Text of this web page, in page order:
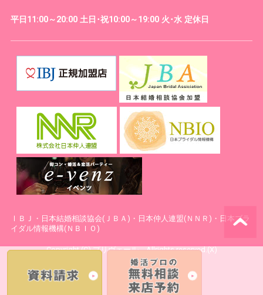
平日11:00～20:00 土日･祝10:00～19:00 火･水 定休日
ⅠＢＪ・日本結婚相談協会(ＪＢＡ)・日本仲人連盟(ＮＮＲ)・日本ブラ
イダル情報機構(ＮＢＩＯ)
Copyright (C) プリヴェール Allrights reserved.(X)